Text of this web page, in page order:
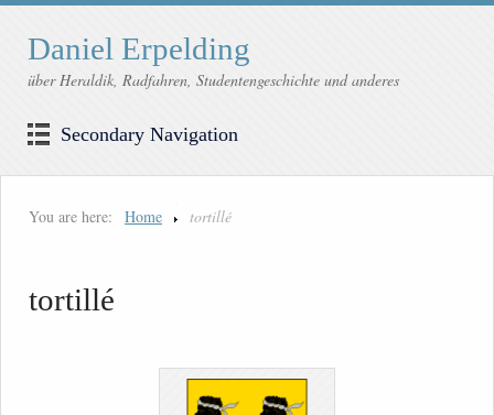
Daniel Erpelding
über Heraldik, Radfahren, Studentengeschichte und anderes
Secondary Navigation
You are here: Home tortillé
tortillé